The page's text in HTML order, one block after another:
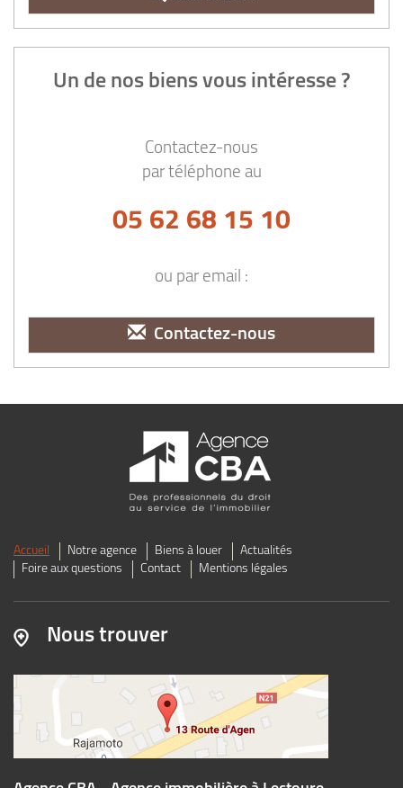
Un de nos biens vous intéresse ?
Contactez-nous
par téléphone au
05 62 68 15 10
ou par email :
Contactez-nous
Accueil Notre agence Biens à louer
Actualités
Foire aux questions
Contact Mentions légales
Nous trouver